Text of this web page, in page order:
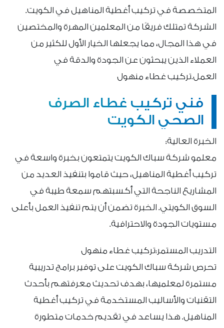
المتخصصة في تركيب أغطية المناهيل في الكويت.
الشركة تمتلك فريقًا من المعلمين المهرة والمختصين
في هذا المجال، مما يجعلها الخيار الأول للكثير من
العملاء الذين يبحثون عن الجودة والدقة في
العمل.تركيب غطاء منهول
فني تركيب غطاء الصرف
الصحي الكويت
الخبرة العالية:
معلمو شركة سباك الكويت يتمتعون بخبرة واسعة في
تركيب أغطية المناهيل، حيث قاموا بتنفيذ العديد من
المشاريع الناجحة التي أكسبتهم سمعة طيبة في
السوق الكويتي. الخبرة تضمن أن يتم تنفيذ العمل بأعلى
مستويات الجودة والاحترافية.
التدريب المستمر:تركيب غطاء منهول
تحرص شركة سباك الكويت على توفير برامج تدريبية
مستمرة لمعلميها، بهدف تحديث معرفتهم بأحدث
التقنيات والأساليب المستخدمة في تركيب أغطية
المناهيل. هذا يساعد في تقديم خدمات متطورة